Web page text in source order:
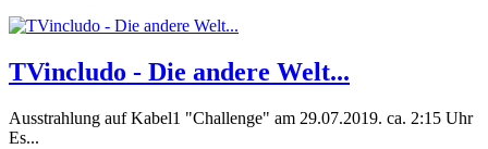
TVincludo - Die andere Welt...
Ausstrahlung auf Kabel1 "Challenge" am 29.07.2019. ca. 2:15 Uhr
Es...